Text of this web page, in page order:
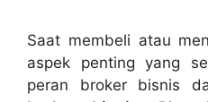
Saat membeli atau
aspek penting yang
peran broker bisnis